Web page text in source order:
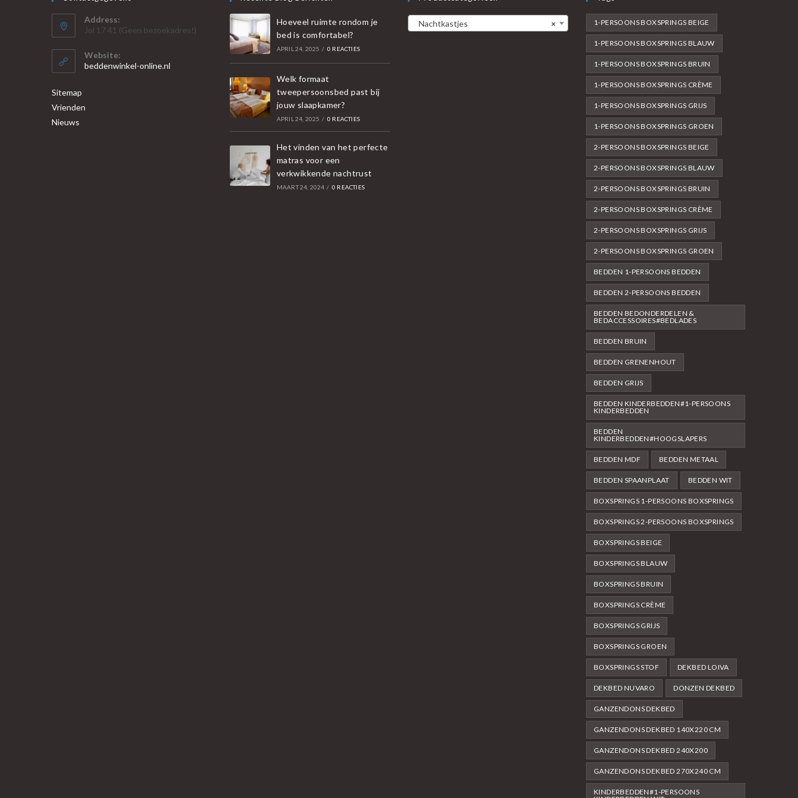
Address:
Jol 17 41 (Geen bezoekadres!)
Website:
beddenwinkel-online.nl
Sitemap
Vrienden
Nieuws
Hoeveel ruimte rondom je
bed is comfortabel?
APRIL 24, 2025 / 0 REACTIES
Welk formaat
tweepersoonsbed past bij
jouw slaapkamer?
APRIL 24, 2025 / 0 REACTIES
Het vinden van het perfecte
matras voor een
verkwikkende nachtrust
MAART 24, 2024 / 0 REACTIES
×
Nachtkastjes 1-PERSOONS BOXSPRINGS BEIGE
1-PERSOONS BOXSPRINGS BLAUW
1-PERSOONS BOXSPRINGS BRUIN
1-PERSOONS BOXSPRINGS CRÈME
1-PERSOONS BOXSPRINGS GRIJS
1-PERSOONS BOXSPRINGS GROEN
2-PERSOONS BOXSPRINGS BEIGE
2-PERSOONS BOXSPRINGS BLAUW
2-PERSOONS BOXSPRINGS BRUIN
2-PERSOONS BOXSPRINGS CRÈME
2-PERSOONS BOXSPRINGS GRIJS
2-PERSOONS BOXSPRINGS GROEN
BEDDEN 1-PERSOONS BEDDEN
BEDDEN 2-PERSOONS BEDDEN
BEDDEN BEDONDERDELEN &
BEDACCESSOIRES#BEDLADES
BEDDEN BRUIN
BEDDEN GRENENHOUT
BEDDEN GRIJS
BEDDEN KINDERBEDDEN#1-PERSOONS
KINDERBEDDEN
BEDDEN
KINDERBEDDEN#HOOGSLAPERS
BEDDEN MDF BEDDEN METAAL
BEDDEN SPAANPLAAT BEDDEN WIT
BOXSPRINGS 1-PERSOONS BOXSPRINGS
BOXSPRINGS 2-PERSOONS BOXSPRINGS
BOXSPRINGS BEIGE
BOXSPRINGS BLAUW
BOXSPRINGS BRUIN
BOXSPRINGS CRÈME
BOXSPRINGS GRIJS
BOXSPRINGS GROEN
BOXSPRINGS STOF DEKBED LOIVA
DEKBED NUVARO DONZEN DEKBED
GANZENDONS DEKBED
GANZENDONS DEKBED 140X220 CM
GANZENDONS DEKBED 240X200
GANZENDONS DEKBED 270X240 CM
KINDERBEDDEN#1-PERSOONS